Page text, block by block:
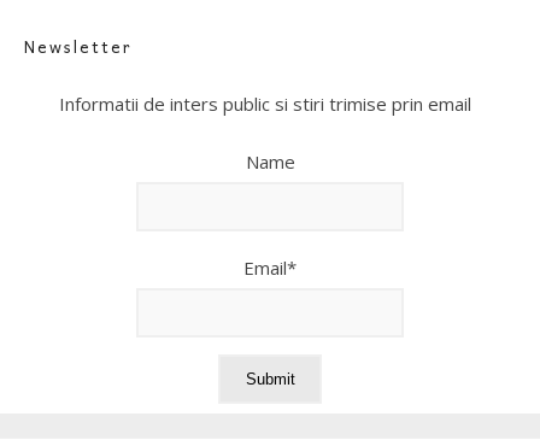
Newsletter
Informatii de inters public si stiri trimise prin email
Name
Email*